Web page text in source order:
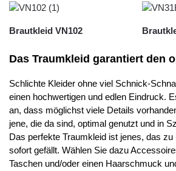
Brautkleid VN102
Das Traumkleid garantiert den
Schlichte Kleider ohne viel Schnick-
einen hochwertigen und edlen Eindruck.
an, dass möglichst viele Details
jene, die da sind, optimal genutzt und in
Das perfekte Traumkleid ist jenes, das
sofort gefällt. Wählen Sie dazu
Taschen und/oder einen Haarschmuck